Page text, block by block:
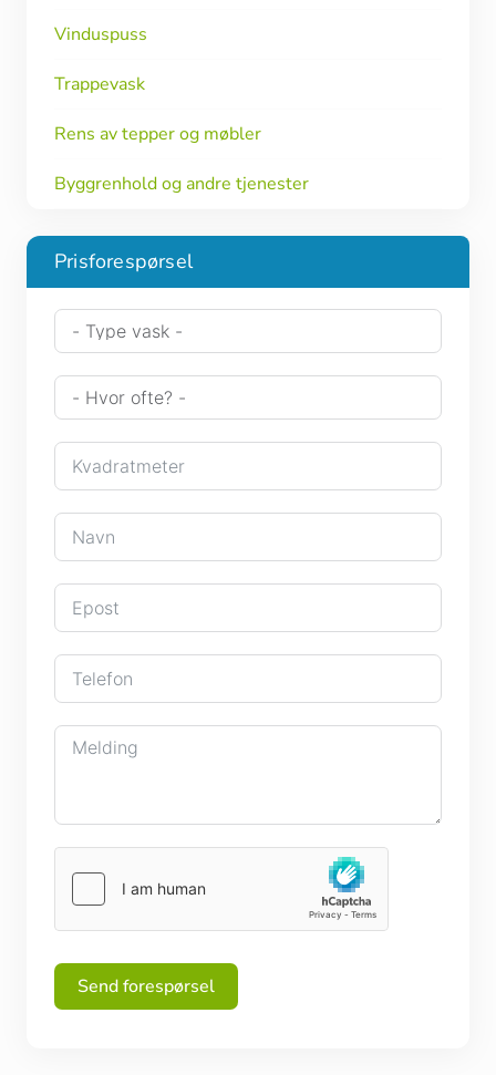
Vinduspuss
Trappevask
Rens av tepper og møbler
Byggrenhold og andre tjenester
Prisforespørsel
Send forespørsel